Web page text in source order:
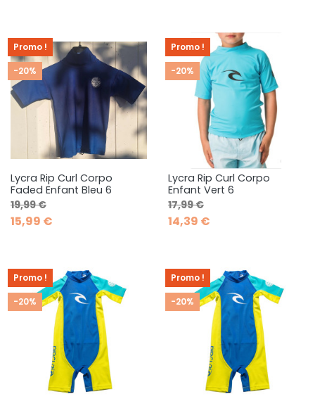
Lycra Rip Curl Corpo
Faded Enfant Bleu 6
Prix de base
19,99 €Prix
15,99 €
Promo !
-20%
Lycra Rip Curl Corpo
Enfant Vert 6
Prix de base
17,99 €Prix
14,39 €
Promo !
-20%
Promo !
-20%
Promo !
-20%